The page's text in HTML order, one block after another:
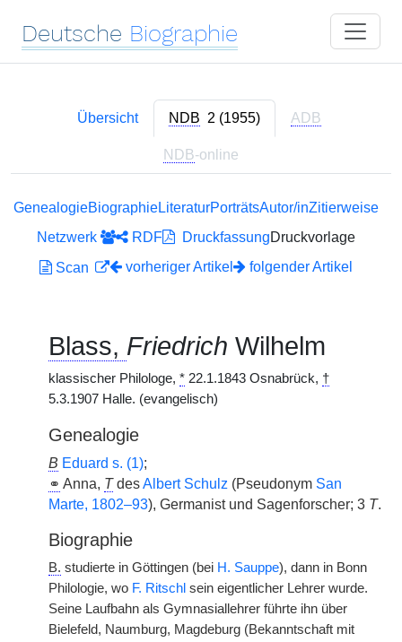
Deutsche Biographie
Übersicht NDB 2 (1955) ADB
NDB-online
GenealogieBiographieLiteraturPorträtsAutor/inZitierweise
Netzwerk
RDF DruckfassungDruckvorlage
Scan
vorheriger Artikel folgender Artikel
Blass, Friedrich Wilhelm
klassischer Philologe, * 22.1.1843 Osnabrück, †
5.3.1907 Halle. (evangelisch)
Genealogie
B Eduard s. (1);
⚭ Anna, TdesAlbert Schulz (Pseudonym San
Marte, 1802–93), Germanist und Sagenforscher; 3 T.
Biographie
B. studierte in Göttingen (bei H. Sauppe), dann in Bonn
Philologie, wo F. Ritschl sein eigentlicher Lehrer wurde.
Seine Laufbahn als Gymnasiallehrer führte ihn über
Bielefeld, Naumburg, Magdeburg (Bekanntschaft mit